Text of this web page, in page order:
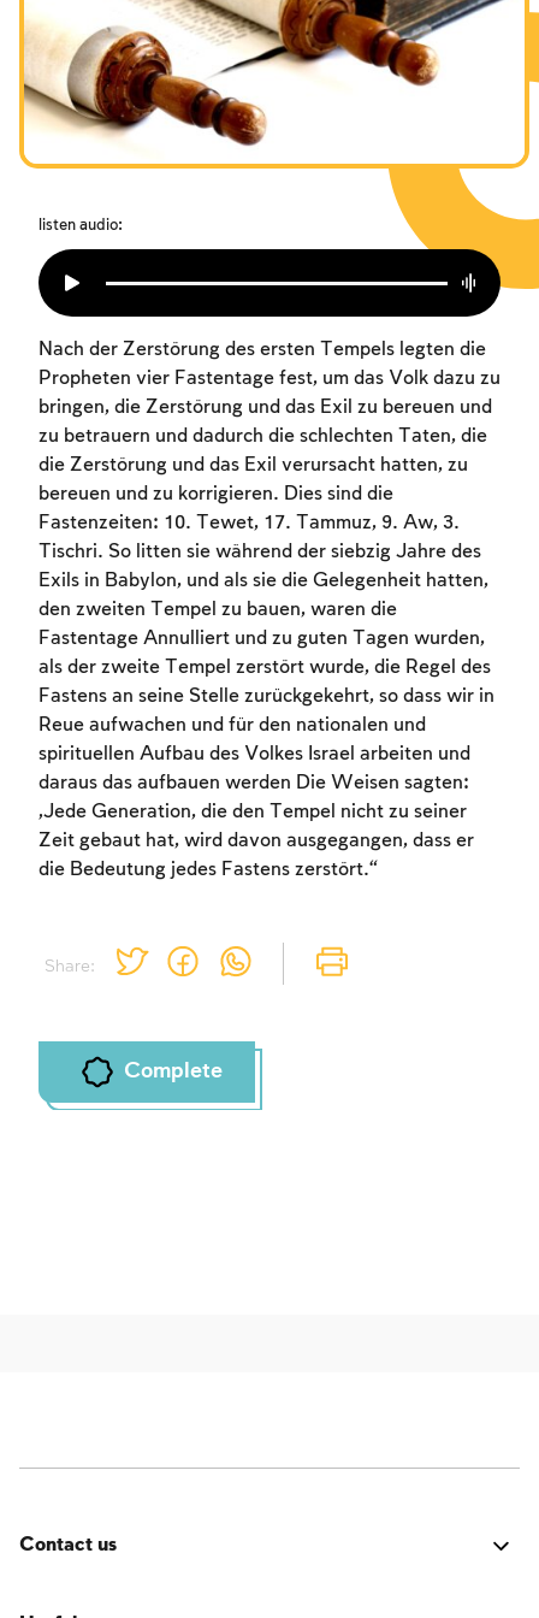
Das Fasten der Zerstörung
Amtseinführung
Purim
listen audio:
Share:
Nach der Zerstörung des ersten Tempels legten die
Propheten vier Fastentage fest, um das Volk dazu zu
bringen, die Zerstörung und das Exil zu bereuen und
zu betrauern und dadurch die schlechten Taten, die
die Zerstörung und das Exil verursacht hatten, zu
bereuen und zu korrigieren. Dies sind die
Fastenzeiten: 10. Tewet, 17. Tammuz, 9. Aw, 3.
Tischri. So litten sie während der siebzig Jahre des
Exils in Babylon, und als sie die Gelegenheit hatten,
den zweiten Tempel zu bauen, waren die
Fastentage Annulliert und zu guten Tagen wurden,
als der zweite Tempel zerstört wurde, die Regel des
Fastens an seine Stelle zurückgekehrt, so dass wir in
Reue aufwachen und für den nationalen und
spirituellen Aufbau des Volkes Israel arbeiten und
daraus das aufbauen werden Die Weisen sagten:
„Jede Generation, die den Tempel nicht zu seiner
Zeit gebaut hat, wird davon ausgegangen, dass er
die Bedeutung jedes Fastens zerstört.“
Complete
Account required
To mark concepts as learned, you'll need
to create an account or log in.
Sign up
Contact us